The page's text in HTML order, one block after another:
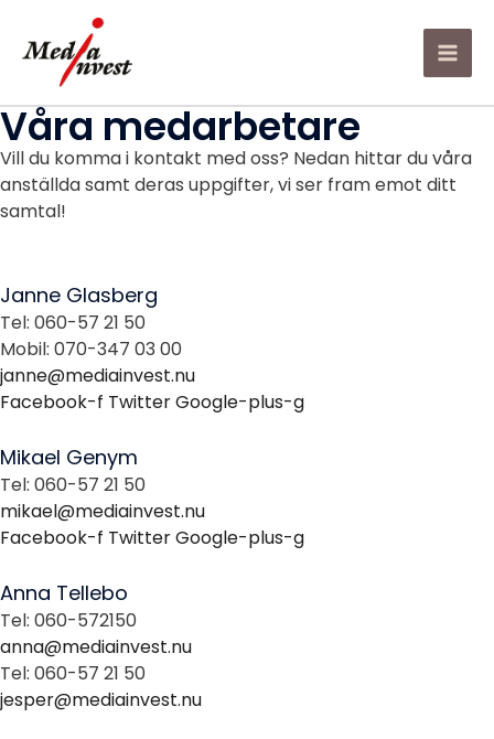
innehåll
Våra medarbetare
Vill du komma i kontakt med oss? Nedan hittar du våra
anställda samt deras uppgifter, vi ser fram emot ditt
samtal!
Janne Glasberg
Tel: 060-57 21 50
Mobil: 070-347 03 00
janne@mediainvest.nu
Facebook-f TwitterGoogle-plus-g
Mikael Genym
Tel: 060-57 21 50
mikael@mediainvest.nu
Facebook-f TwitterGoogle-plus-g
Anna Tellebo
Tel: 060-572150
anna@mediainvest.nu
Tel: 060-57 21 50
jesper@mediainvest.nu